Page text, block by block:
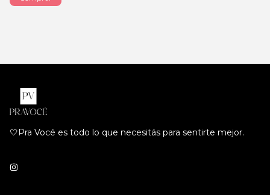
🤍Pra Vocé es todo lo que necesitás para sentirte mejor.